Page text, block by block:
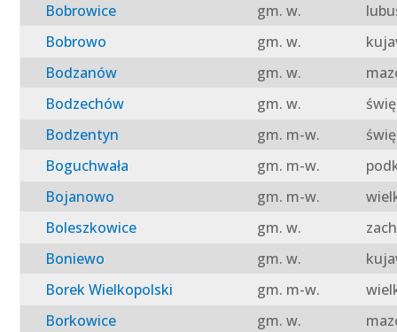
Bobrowice
gm. w.
Bobrowo
gm. w.
Bodzanów
gm. w.
Bodzechów
gm. w.
Bodzentyn
gm. m-w.
Boguchwała
gm. m-w.
Bojanowo
gm. m-w.
Boleszkowice
gm. w.
Boniewo
gm. w.
Borek Wielkopolski
gm. m-w.
Borkowice
gm. w.